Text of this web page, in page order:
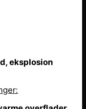
eksplosion